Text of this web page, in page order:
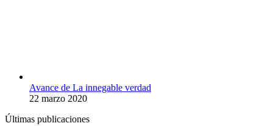
Avance de La innegable verdad
22 marzo 2020
Últimas publicaciones